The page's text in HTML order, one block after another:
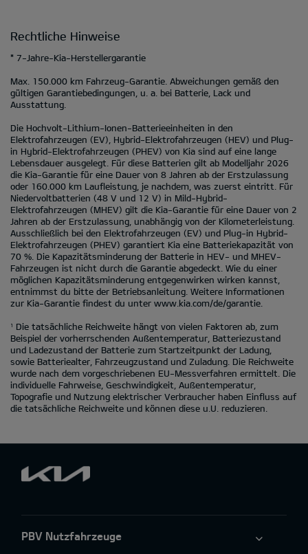
Rechtliche Hinweise
* 7-Jahre-Kia-Herstellergarantie
Max. 150.000 km Fahrzeug-Garantie. Abweichungen gemäß den
gültigen Garantiebedingungen, u. a. bei Batterie, Lack und
Ausstattung.
Die Hochvolt-Lithium-Ionen-Batterieeinheiten in den
Elektrofahrzeugen (EV), Hybrid-Elektrofahrzeugen (HEV) und Plug-
in Hybrid-Elektrofahrzeugen (PHEV) von Kia sind auf eine lange
Lebensdauer ausgelegt. Für diese Batterien gilt ab Modelljahr 2026
die Kia-Garantie für eine Dauer von 8 Jahren ab der Erstzulassung
oder 160.000 km Laufleistung, je nachdem, was zuerst eintritt. Für
Niedervoltbatterien (48 V und 12 V) in Mild-Hybrid-
Elektrofahrzeugen (MHEV) gilt die Kia-Garantie für eine Dauer von 2
Jahren ab der Erstzulassung, unabhängig von der Kilometerleistung.
Ausschließlich bei den Elektrofahrzeugen (EV) und Plug-in Hybrid-
Elektrofahrzeugen (PHEV) garantiert Kia eine Batteriekapazität von
70 %. Die Kapazitätsminderung der Batterie in HEV- und MHEV-
Fahrzeugen ist nicht durch die Garantie abgedeckt. Wie du einer
möglichen Kapazitätsminderung entgegenwirken wirken kannst,
entnimmst du bitte der Betriebsanleitung. Weitere Informationen
zur Kia-Garantie findest du unter www.kia.com/de/garantie.
1
Die tatsächliche Reichweite hängt von vielen Faktoren ab, zum
Beispiel der vorherrschenden Außentemperatur, Batteriezustand
und Ladezustand der Batterie zum Startzeitpunkt der Ladung,
sowie Batteriealter, Fahrzeugzustand und Zuladung. Die Reichweite
wurde nach dem vorgeschriebenen EU-Messverfahren ermittelt. Die
individuelle Fahrweise, Geschwindigkeit, Außentemperatur,
Topografie und Nutzung elektrischer Verbraucher haben Einfluss auf
die tatsächliche Reichweite und können diese u.U. reduzieren.
PBV Nutzfahrzeuge